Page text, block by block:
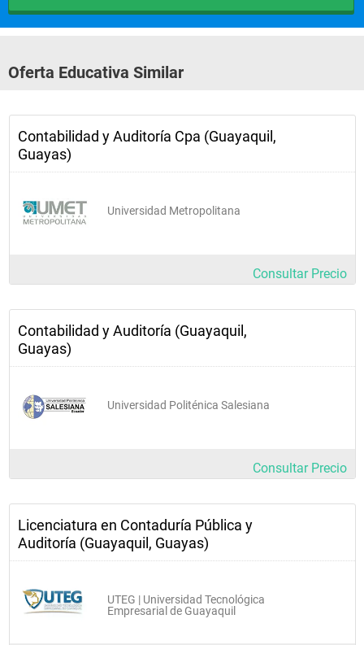
Oferta Educativa Similar
Contabilidad y Auditoría Cpa (Guayaquil,
Guayas)
Universidad Metropolitana
Consultar Precio
Contabilidad y Auditoría (Guayaquil,
Guayas)
Universidad Politénica Salesiana
Consultar Precio
Licenciatura en Contaduría Pública y
Auditoría (Guayaquil, Guayas)
UTEG | Universidad Tecnológica
Empresarial de Guayaquil